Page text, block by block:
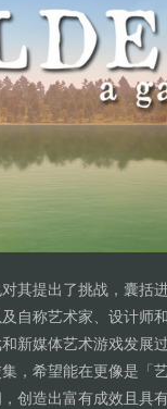
其提出了挑战，囊括
自称艺术家、设计师
新媒体艺术游戏发展
，希望能在更像是「
创造出富有成效且具